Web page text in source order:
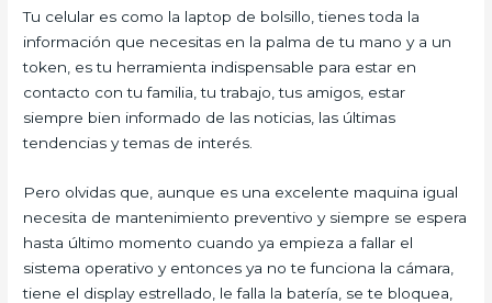
Tu celular es como la laptop de bolsillo, tienes toda la
información que necesitas en la palma de tu mano y a un
token, es tu herramienta indispensable para estar en
contacto con tu familia, tu trabajo, tus amigos, estar
siempre bien informado de las noticias, las últimas
tendencias y temas de interés.
Pero olvidas que, aunque es una excelente maquina igual
necesita de mantenimiento preventivo y siempre se espera
hasta último momento cuando ya empieza a fallar el
sistema operativo y entonces ya no te funciona la cámara,
tiene el display estrellado, le falla la batería, se te bloquea,